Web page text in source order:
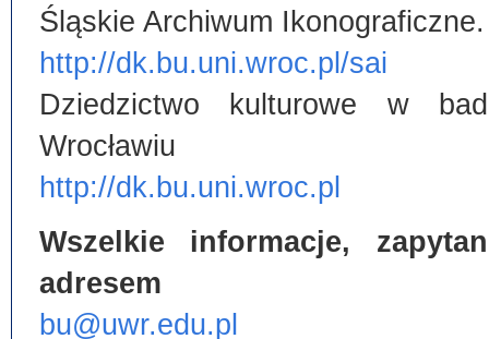
Śląskie Archiwum Ikonograficzne.
http://dk.bu.uni.wroc.pl/sai
Dziedzictwo kulturowe w
Wrocławiu
http://dk.bu.uni.wroc.pl
Wszelkie informacje,
adresem
bu@uwr.edu.pl